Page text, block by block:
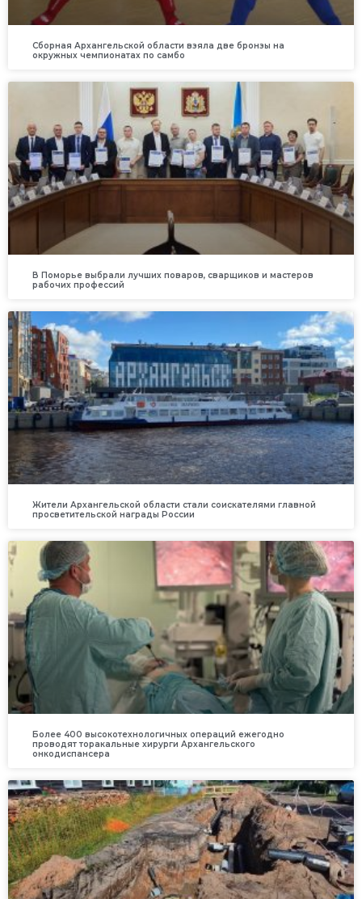
Сборная Архангельской области взяла две бронзы на
окружных чемпионатах по самбо
В Поморье выбрали лучших поваров, сварщиков и мастеров
рабочих профессий
Жители Архангельской области стали соискателями главной
просветительской награды России
Более 400 высокотехнологичных операций ежегодно
проводят торакальные хирурги Архангельского
онкодиспансера